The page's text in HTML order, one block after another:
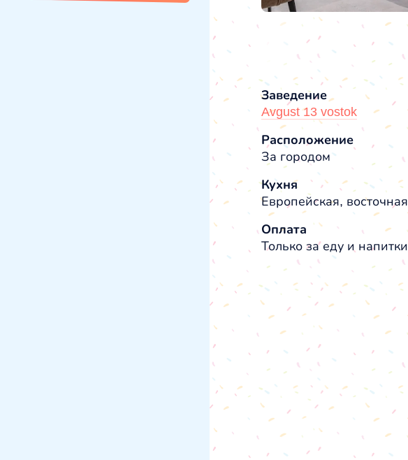
Заведение
Avgust 13 vostok
Расположение
За городом
Кухня
Европейская, восточная
Оплата
Только за еду и напитки